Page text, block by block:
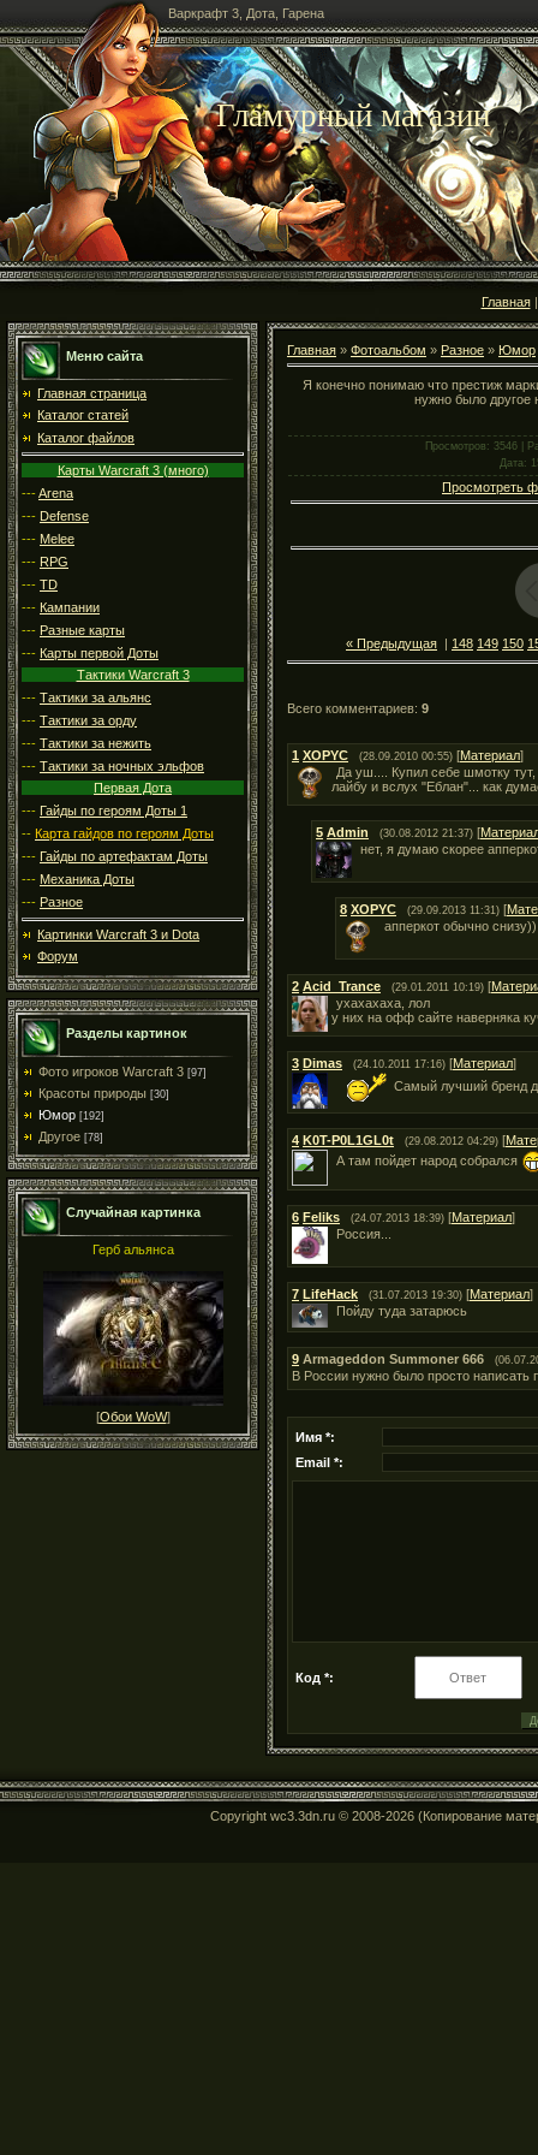
Варкрафт 3, Дота, Гарена
Гламурный магазин
Главная
Меню сайта
Главная страница
Каталог статей
Каталог файлов
Карты Warcraft 3 (много)
---Arena
--- Defense
--- Melee
--- RPG
--- TD
--- Кампании
--- Разные карты
--- Карты первой Доты
Тактики Warcraft 3
--- Тактики за альянс
--- Тактики за орду
--- Тактики за нежить
--- Тактики за ночных эльфов
Первая Дота
--- Гайды по героям Доты 1
-- Карта гайдов по героям Доты
--- Гайды по артефактам Доты
--- Механика Доты
--- Разное
Картинки Warcraft 3 и Dota
Форум
Разделы картинок
Фото игроков Warcraft 3 [97]
Красоты природы [30]
Юмор [192]
Другое [78]
Случайная картинка
Герб альянса
[Обои WoW]
Главная » Фотоальбом » Разное » Юмор
Я конечно понимаю что престиж
нужно было другое
Просмотров: 3546 |
Дата :
Просмотреть
« Предыдущая | 148 149 150
Всего комментариев: 9
1 XOPYC (28.09.2010 00:55) [Материал]
Да уш.... Купил себе шмотку
лайбу и вслух "Еблан"... как
5 Admin (30.08.2012 21:37) [
нет, я думаю скорее
8 XOPYC (29.09.2013 11:31) [
апперкот обычно снизу))
2 Acid_Trance (29.01.2011 10:19) [
ухахахаха, лол
у них на офф сайте наверняка
3 Dimas (24.10.2011 17:16) [Материал]
Самый лучший бренд
4 K0T-P0L1GL0t (29.08.2012 04:29) [
А там пойдет народ собрался
6 Feliks (24.07.2013 18:39) [Материал]
Россия...
7 LifeHack (31.07.2013 19:30) [Материал]
Пойду туда затарюсь
9 Armageddon Summoner 666
В России нужно было просто написать
Имя *:
Email *:
Код *:
Copyright wc3.3dn.ru © 2008-2026 (Копирование